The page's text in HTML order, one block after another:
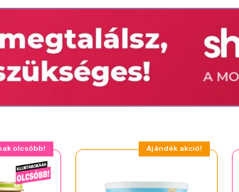
olcsóbb! Ajándék akció!